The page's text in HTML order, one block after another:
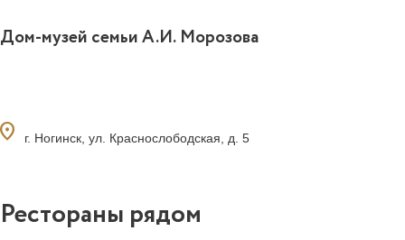
Дом-музей семьи А.И. Морозова
г. Ногинск, ул. Краснослободская, д. 5
Рестораны рядом